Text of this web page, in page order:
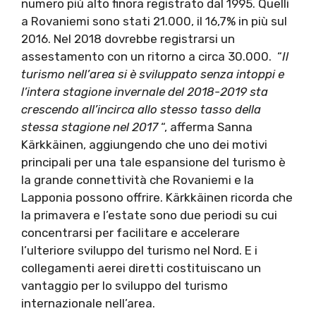
numero più alto finora registrato dal 1995. Quelli
a Rovaniemi sono stati 21.000, il 16,7% in più sul
2016. Nel 2018 dovrebbe registrarsi un
assestamento con un ritorno a circa 30.000. “Il
turismo nell’area si è sviluppato senza intoppi e
l’intera stagione invernale del 2018-2019 sta
crescendo all’incirca allo stesso tasso della
stessa stagione nel 2017“, afferma Sanna
Kärkkäinen, aggiungendo che uno dei motivi
principali per una tale espansione del turismo è
la grande connettività che Rovaniemi e la
Lapponia possono offrire. Kärkkäinen ricorda che
la primavera e l’estate sono due periodi su cui
concentrarsi per facilitare e accelerare
l’ulteriore sviluppo del turismo nel Nord. E i
collegamenti aerei diretti costituiscano un
vantaggio per lo sviluppo del turismo
internazionale nell’area.